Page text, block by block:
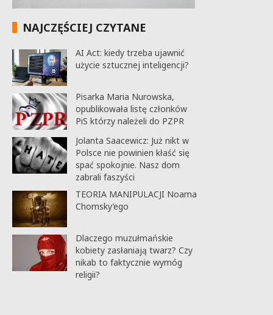
NAJCZĘŚCIEJ CZYTANE
AI Act: kiedy trzeba ujawnić
użycie sztucznej inteligencji?
Pisarka Maria Nurowska,
opublikowała listę członków
PiS którzy należeli do PZPR
Jolanta Saacewicz: Już nikt w
Polsce nie powinien kłaść się
spać spokojnie. Nasz dom
zabrali faszyści
TEORIA MANIPULACJI Noama
Chomsky’ego
Dlaczego muzułmańskie
kobiety zasłaniają twarz? Czy
nikab to faktycznie wymóg
religii?